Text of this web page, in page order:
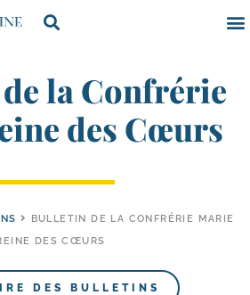
la Confrérie
des Cœurs
BULLETIN DE LA CONFRÉRIE MARIE
DES CŒURS
DES BULLETINS